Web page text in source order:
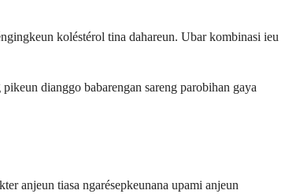
koléstérol tina dahareun. Ubar kombinasi ieu
dianggo babarengan sareng parobihan gaya
anjeun tiasa ngarésepkeunana upami anjeun